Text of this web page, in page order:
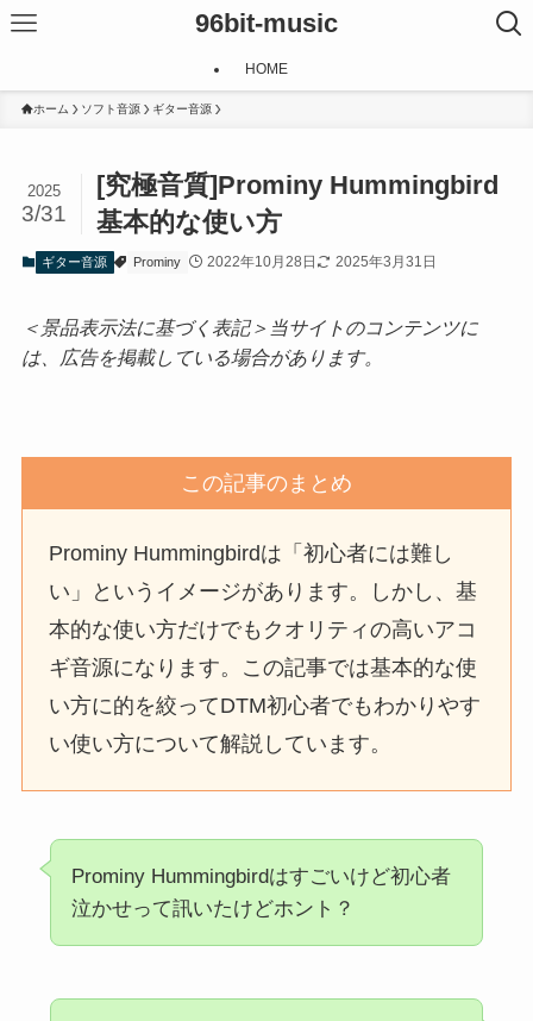
96bit-music
HOME
ホーム ソフト音源 ギター音源
[究極音質]Prominy Hummingbird
基本的な使い方
2025
3/31
ギター音源 Prominy 2022年10月28日 2025年3月31日
＜景品表示法に基づく表記＞当サイトのコンテンツに
は、広告を掲載している場合があります。
この記事のまとめ
Prominy Hummingbirdは「初心者には難し
い」というイメージがあります。しかし、基
本的な使い方だけでもクオリティの高いアコ
ギ音源になります。この記事では基本的な使
い方に的を絞ってDTM初心者でもわかりやす
い使い方について解説しています。
Prominy Hummingbirdはすごいけど初心者
泣かせって訊いたけどホント？